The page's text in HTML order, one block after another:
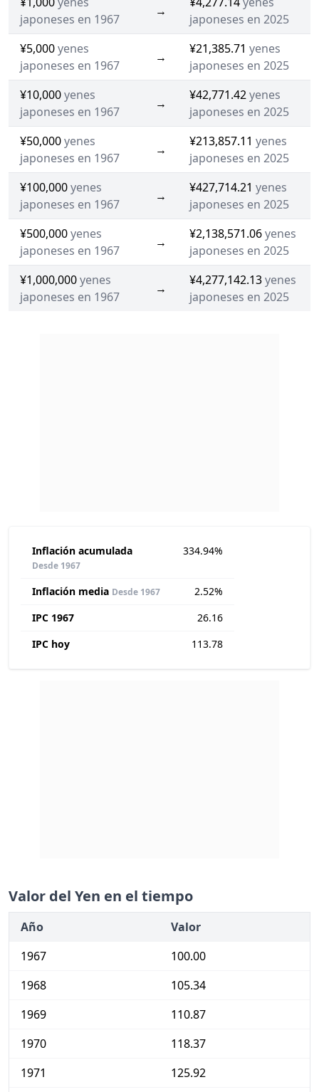
japoneses en 1967
→
japoneses en 2025
¥5,000yenes
japoneses en 1967
→
¥21,385.71 yenes
japoneses en 2025
¥10,000yenes
japoneses en 1967
→
¥42,771.42yenes
japoneses en 2025
¥50,000yenes
japoneses en 1967
→
¥213,857.11 yenes
japoneses en 2025
¥100,000yenes
japoneses en 1967
→
¥427,714.21 yenes
japoneses en 2025
¥500,000yenes
japoneses en 1967
→
¥2,138,571.06yenes
japoneses en 2025
¥1,000,000yenes
japoneses en 1967
→
¥4,277,142.13yenes
japoneses en 2025
Inflación acumulada
Desde 1967
334.94%
Inflación media Desde 1967
2.52%
IPC 1967
26.16
IPC hoy
113.78
Valor del Yen en el tiempo
Año
Valor
1967
100.00
1968
105.34
1969
110.87
1970
118.37
1971
125.92